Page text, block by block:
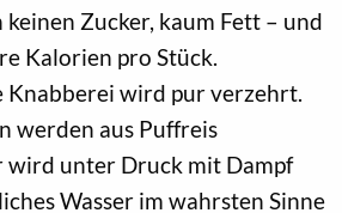
Zucker, kaum Fett – und
Kalorien pro Stück.
Knabberei wird pur verzehrt.
werden aus Puffreis
wird unter Druck mit Dampf
Wasser im wahrsten Sinne